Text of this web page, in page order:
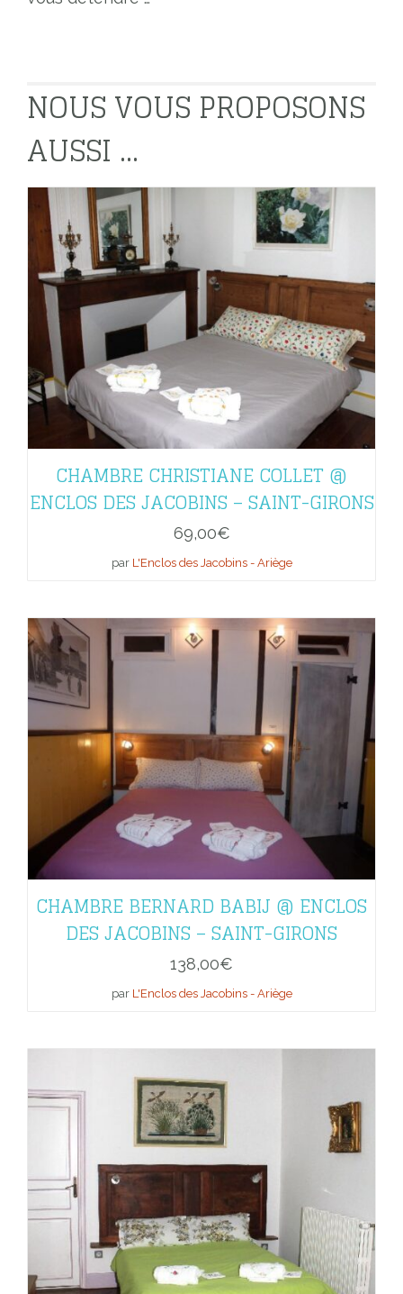
NOUS VOUS PROPOSONS
AUSSI ...
CHAMBRE CHRISTIANE COLLET @
ENCLOS DES JACOBINS – SAINT-GIRONS
69,00€
par L'Enclos des Jacobins - Ariège
CHAMBRE BERNARD BABIJ @ ENCLOS
DES JACOBINS – SAINT-GIRONS
138,00€
par L'Enclos des Jacobins - Ariège